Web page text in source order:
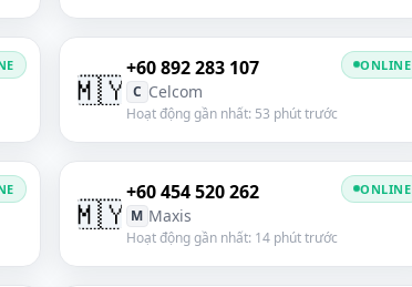
🇲🇾
+60 892 283 107
C Celcom
Hoạt động gần nhất: 53 phút trước
ONLINE
🇲🇾
+60 454 520 262
M Maxis
Hoạt động gần nhất: 14 phút trước
ONLINE